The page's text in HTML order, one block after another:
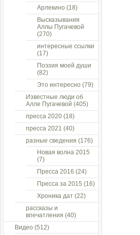
Арлекино (18)
Высказывания
Аллы Пугачевой
(270)
интересные ссылки
(17)
Поэзия моей души
(82)
Это интересно (79)
Известные люди об
Алле Пугачевой (405)
пресса 2020 (18)
пресса 2021 (40)
разные сведения (176)
Новая волна 2015
(7)
Пресса 2016 (24)
Пресса за 2015 (16)
Хроника дат (22)
рассказы и
впечатления (40)
Видео (512)